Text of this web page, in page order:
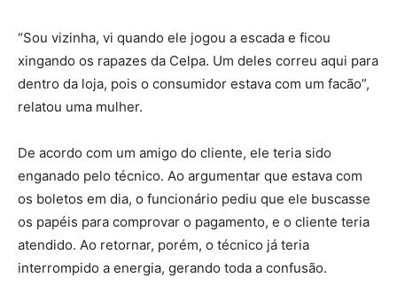
“Sou vizinha, vi quando ele jogou a escada e ficou
xingando os rapazes da Celpa. Um deles correu aqui para
dentro da loja, pois o consumidor estava com um facão”,
relatou uma mulher.
De acordo com um amigo do cliente, ele teria sido
enganado pelo técnico. Ao argumentar que estava com
os boletos em dia, o funcionário pediu que ele buscasse
os papéis para comprovar o pagamento, e o cliente teria
atendido. Ao retornar, porém, o técnico já teria
interrompido a energia, gerando toda a confusão.